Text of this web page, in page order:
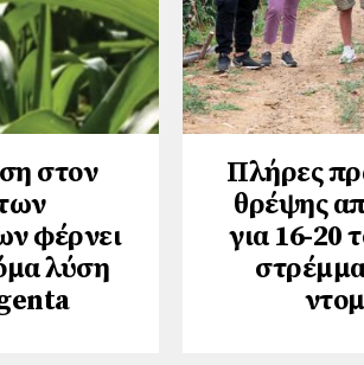
στον
φέρνει
λύση
Πλήρες
θρέψης
για 16-20